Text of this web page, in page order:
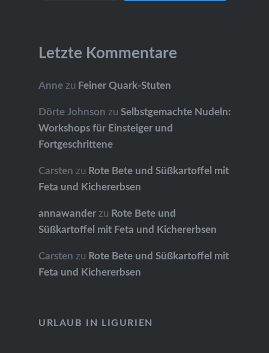
Letzte Kommentare
Annezu Feiner Quark-Stuten
Dörte Johnson zu Selbstgemachte Nudeln:
Workshops für Einsteiger und
Fortgeschrittene
Carsten zu Rote Bete und Süßkartoffel mit
Feta und Kichererbsen
annawanderzu Rote Bete und
Süßkartoffel mit Feta und Kichererbsen
Carsten zu Rote Bete und Süßkartoffel mit
Feta und Kichererbsen
URLAUB IN LIGURIEN